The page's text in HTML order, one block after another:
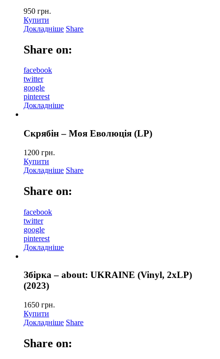
950 грн.
Купити
Докладніше Share
Share on:
facebook
twitter
google
pinterest
Докладніше
Скрябін – Моя Еволюція (LP)
1200 грн.
Купити
Докладніше Share
Share on:
facebook
twitter
google
pinterest
Докладніше
Збірка – about: UKRAINE (Vinyl, 2xLP)
(2023)
1650 грн.
Купити
Докладніше Share
Share on: